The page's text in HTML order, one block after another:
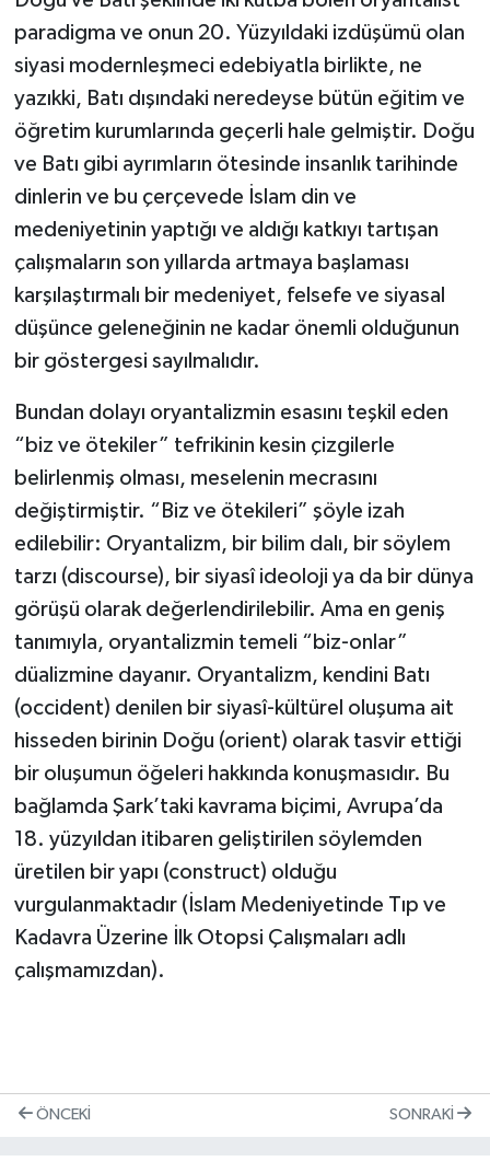
paradigma ve onun 20. Yüzyıldaki izdüşümü olan
siyasi modernleşmeci edebiyatla birlikte, ne
yazıkki, Batı dışındaki neredeyse bütün eğitim ve
öğretim kurumlarında geçerli hale gelmiştir. Doğu
ve Batı gibi ayrımların ötesinde insanlık tarihinde
dinlerin ve bu çerçevede İslam din ve
medeniyetinin yaptığı ve aldığı katkıyı tartışan
çalışmaların son yıllarda artmaya başlaması
karşılaştırmalı bir medeniyet, felsefe ve siyasal
düşünce geleneğinin ne kadar önemli olduğunun
bir göstergesi sayılmalıdır.
Bundan dolayı oryantalizmin esasını teşkil eden
“biz ve ötekiler” tefrikinin kesin çizgilerle
belirlenmiş olması, meselenin mecrasını
değiştirmiştir. “Biz ve ötekileri” şöyle izah
edilebilir: Oryantalizm, bir bilim dalı, bir söylem
tarzı (discourse), bir siyasî ideoloji ya da bir dünya
görüşü olarak değerlendirilebilir. Ama en geniş
tanımıyla, oryantalizmin temeli “biz-onlar”
düalizmine dayanır. Oryantalizm, kendini Batı
(occident) denilen bir siyasî-kültürel oluşuma ait
hisseden birinin Doğu (orient) olarak tasvir ettiği
bir oluşumun öğeleri hakkında konuşmasıdır. Bu
bağlamda Şark’taki kavrama biçimi, Avrupa’da
18. yüzyıldan itibaren geliştirilen söylemden
üretilen bir yapı (construct) olduğu
vurgulanmaktadır (İslam Medeniyetinde Tıp ve
Kadavra Üzerine İlk Otopsi Çalışmaları adlı
çalışmamızdan).
ÖNCEKI SONRAKI